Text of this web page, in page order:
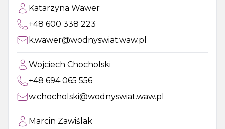
Katarzyna Wawer
+48 600 338 223
k.wawer@wodnyswiat.waw.pl
Wojciech Chocholski
+48 694 065 556
w.chocholski@wodnyswiat.waw.pl
Marcin Zawiślak